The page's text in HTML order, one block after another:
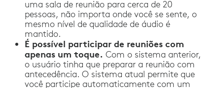
uma sala de reunião para cerca de 20
pessoas, não importa onde você se sente, o
mesmo nível de qualidade de áudio é
mantido.
É possível participar de reuniões com
apenas um toque. Com o sistema anterior,
o usuário tinha que preparar a reunião com
antecedência. O sistema atual permite que
você participe automaticamente com um